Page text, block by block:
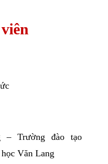
– Trường đào tạo
Văn Lang